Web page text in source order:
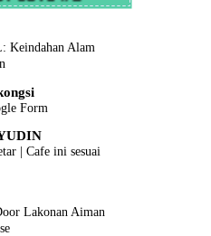
Wira yang
Serangan
Resort & Chalet di
Perak beserta Contact
Moisturizer
Kekal Cantik
Alam
Form
| Cafe ini sesuai
Lakonan Aiman